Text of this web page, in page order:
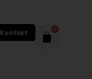
Kontakt 0